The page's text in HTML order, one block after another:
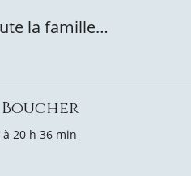
la famille…
Boucher
à 20 h 36 min